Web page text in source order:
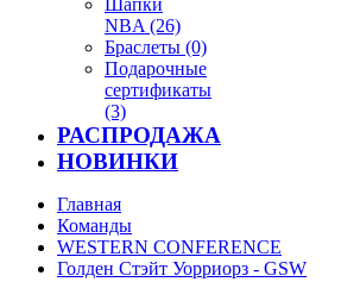
NBA (26)
Браслеты (0)
Подарочные
сертификаты
(3)
РАСПРОДАЖА
НОВИНКИ
Главная
Команды
WESTERN CONFERENCE
Голден Стэйт Уорриорз - GSW